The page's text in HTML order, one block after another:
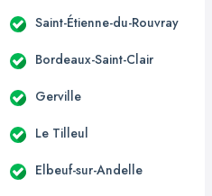
Saint-Étienne-du-Rouvray
Bordeaux-Saint-Clair
Gerville
Le Tilleul
Elbeuf-sur-Andelle